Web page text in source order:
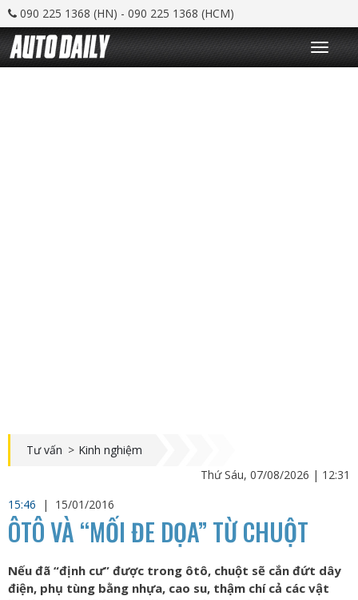
090 225 1368 (HN) - 090 225 1368 (HCM)
T
o
g
Tư vấn > Kinh nghiệm
Thứ Sáu, 07/08/2026 | 12:31
15:46
| 15/01/2016
ÔTÔ VÀ “MỐI ĐE DỌA” TỪ CHUỘT
Nếu đã “định cư” được trong ôtô, chuột sẽ cắn đứt dây
điện, phụ tùng bằng nhựa, cao su, thậm chí cả các vật